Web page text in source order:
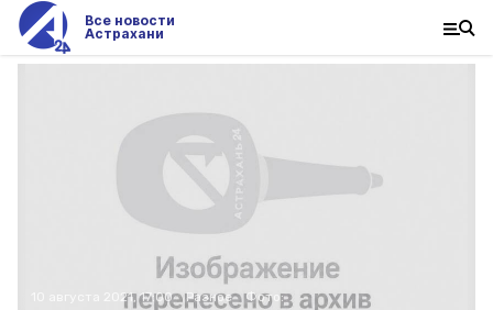
Все новости
Астрахани
10 августа 2021, 17:00 Разное Фото: